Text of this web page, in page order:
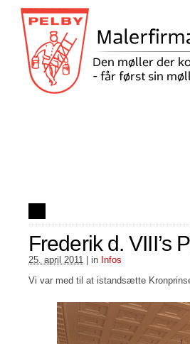
Frederik d. VIII’s
25. april 2011 | in Infos
Vi var med til at istandsætte